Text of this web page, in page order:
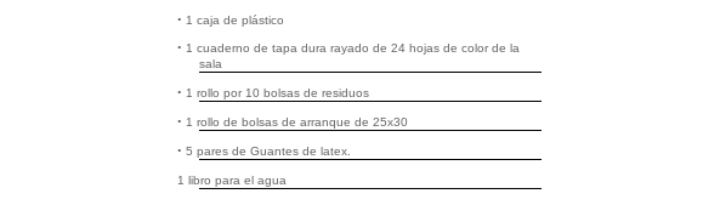
• 1 caja de plástico
• 1 cuaderno de tapa dura rayado de 24 hojas de color de la
sala
• 1 rollo por 10 bolsas de residuos
• 1 rollo de bolsas de arranque de 25x30
• 5 pares de Guantes de latex
1 libro para el agua